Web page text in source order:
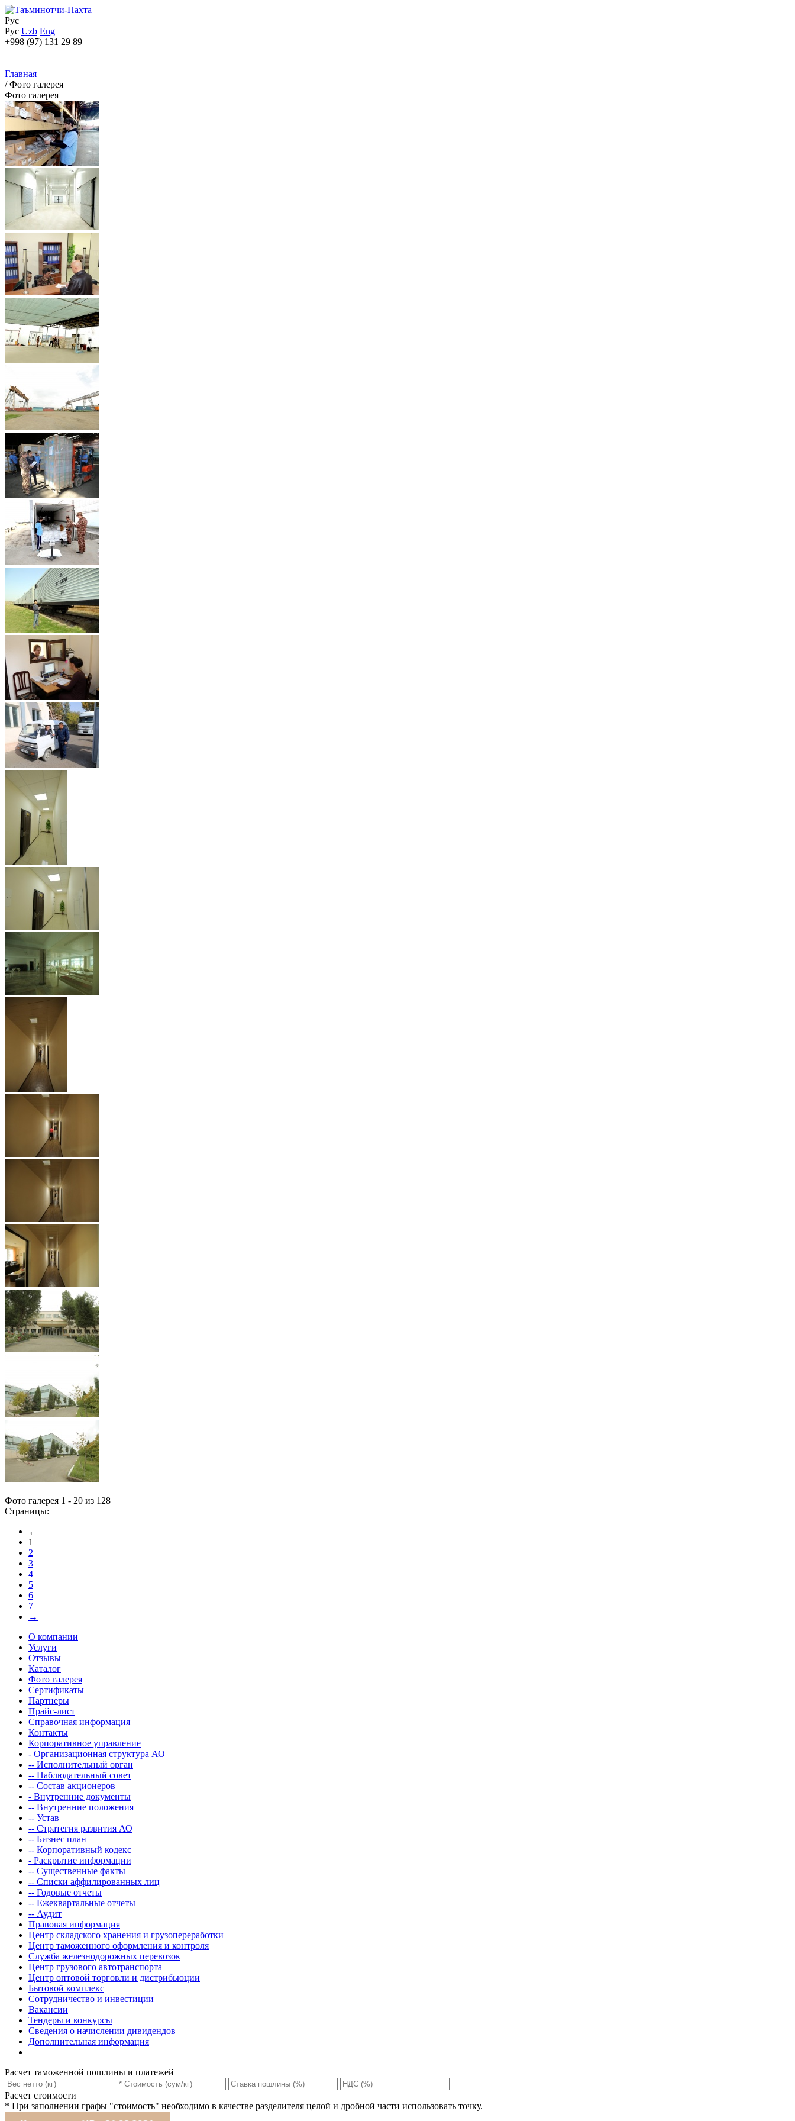
Рус
Рус Uzb Eng
+998 (97) 131 29 89
Главная
/Фото галерея
Фото галерея
Фото галерея 1 - 20 из 128
Страницы:
←
1
2
3
4
5
6
7
→
О компании
Услуги
Отзывы
Каталог
Фото галерея
Сертификаты
Партнеры
Прайс-лист
Справочная информация
Контакты
Корпоративное управление
- Организационная структура АО
-- Исполнительный орган
-- Наблюдательный совет
-- Состав акционеров
- Внутренние документы
-- Внутренние положения
-- Устав
-- Стратегия развития АО
-- Бизнес план
-- Корпоративный кодекс
- Раскрытие информации
-- Существенные факты
-- Списки аффилированных лиц
-- Годовые отчеты
-- Ежеквартальные отчеты
-- Аудит
Правовая информация
Центр складского хранения и грузопереработки
Центр таможенного оформления и контроля
Служба железнодорожных перевозок
Центр грузового автотранспорта
Центр оптовой торговли и дистрибьюции
Бытовой комплекс
Сотрудничество и инвестиции
Вакансии
Тендеры и конкурсы
Сведения о начислении дивидендов
Дополнительная информация
Расчет таможенной пошлины и платежей
Расчет стоимости
* При заполнении графы "стоимость" необходимо в качестве разделителя целой и дробной части использовать точку.